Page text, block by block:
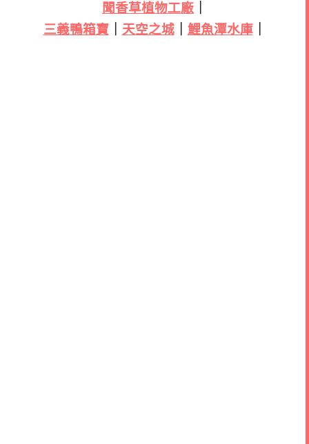
聞香草植物工廠
三義鴨箱寶
天空之城｜ 鯉魚潭水庫｜